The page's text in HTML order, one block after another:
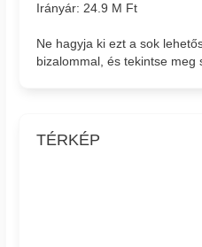
Irányár: 24.9 M Ft
Ne hagyja ki ezt a sok
bizalommal, és tekintse meg
TÉRKÉP